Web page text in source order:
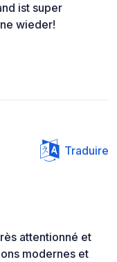
ist super
wieder!
Traduire
attentionné et
modernes et